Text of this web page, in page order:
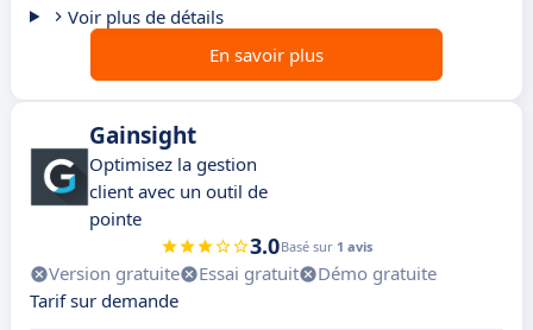
Voir plus de détails
En savoir plus
Gainsight
Optimisez la gestion
client avec un outil de
pointe
3.0Basé sur 1 avis
Version gratuite Essai gratuit
Démo gratuite
Tarif sur demande